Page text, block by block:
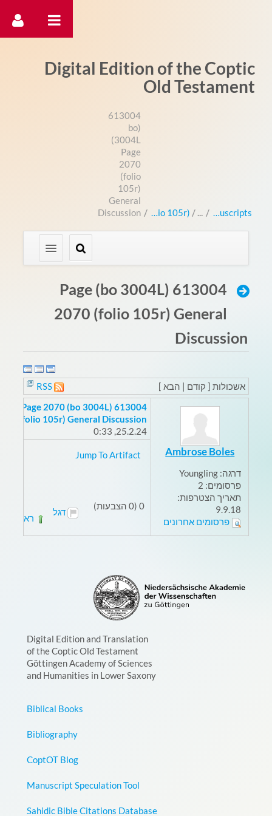
Digital Edition of the Coptic
Old Testament
Manuscripts
/
Page 2070 (folio 105r)
/
613004
(bo
3004L)
Page
2070
(folio
105r)
General
Discussion
613004 (bo 3004L) Page
2070 (folio 105r) General
Discussion
אשכולות [ קודם | הבא ] RSS
Ambrose Boles
דרגה: Youngling
פרסומים:
תאריך הצטרפות:
9.9.18
פרסומים אחרונים
613004 (bo 3004L) Page 2070
(folio 105r) General Discussion
25.2.24, 0:33
Jump To Artifact
0 (0 הצבעות)
דגל
ראשי
Digital Edition and Translation
of the Coptic Old Testament
Göttingen Academy of Sciences
and Humanities in Lower Saxony
Biblical Books
Bibliography
CoptOT Blog
Manuscript Speculation Tool
Sahidic Bible Citations Database